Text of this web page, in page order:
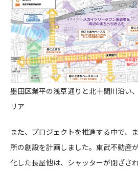
墨田区業平の浅草通りと北十間川沿い
リア
また、プロジェクトを推進する中で、
所の創設を計画しました。東武不動産
化した長屋他は、シャッターが閉ざさ